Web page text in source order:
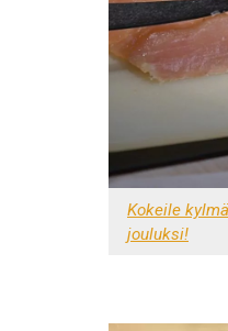
Kokeile
jouluksi!